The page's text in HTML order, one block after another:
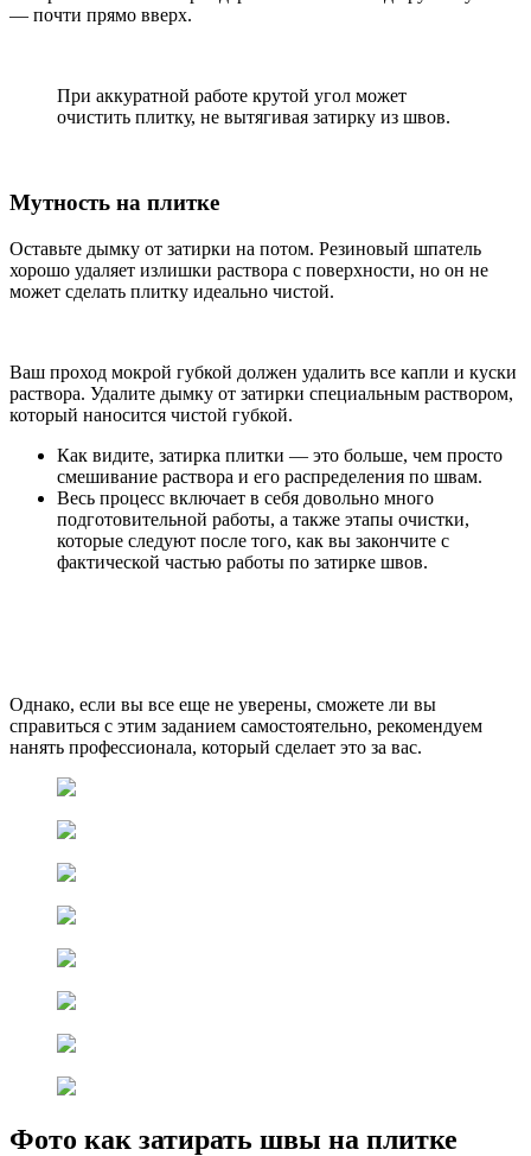
— почти прямо вверх.
При аккуратной работе крутой угол может
очистить плитку, не вытягивая затирку из швов.
Мутность на плитке
Оставьте дымку от затирки на потом. Резиновый шпатель
хорошо удаляет излишки раствора с поверхности, но он не
может сделать плитку идеально чистой.
Ваш проход мокрой губкой должен удалить все капли и куски
раствора. Удалите дымку от затирки специальным раствором,
который наносится чистой губкой.
Как видите, затирка плитки — это больше, чем просто
смешивание раствора и его распределения по швам.
Весь процесс включает в себя довольно много
подготовительной работы, а также этапы очистки,
которые следуют после того, как вы закончите с
фактической частью работы по затирке швов.
Однако, если вы все еще не уверены, сможете ли вы
справиться с этим заданием самостоятельно, рекомендуем
нанять профессионала, который сделает это за вас.
Фото как затирать швы на плитке